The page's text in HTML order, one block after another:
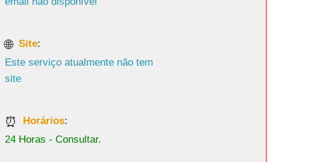
Site:
Este serviço atualmente não tem
site
Horários:
24 Horas - Consultar.